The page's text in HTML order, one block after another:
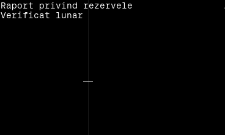
Raport privind rezervele
Verificat lunar